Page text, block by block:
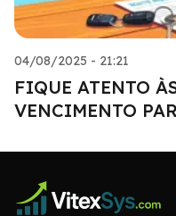
04/08/2025 - 21:21
FIQUE ATENTO
VENCIMENTO